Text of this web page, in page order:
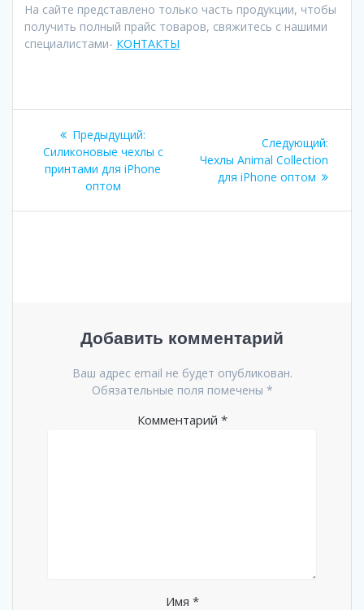
На сайте представлено только часть продукции, чтобы
получить полный прайс товаров, свяжитесь с нашими
специалистами- КОНТАКТЫ
Навигация
по
записям
Предыдущий:
запись:
Силиконовые чехлы с
принтами для iPhone
оптом
Следующий:
Чехлы Animal Collection
для iPhone оптом
Добавить комментарий
Ваш адрес email не будет опубликован.
Обязательные поля помечены *
Комментарий *
Имя *